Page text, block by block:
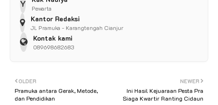
Y Pewarta
Kantor Redaksi
Jl. Pramuka - Karangtengah Cianjur
Kontak kami
089698682683
NEWER
Ini Hasil Kejuaraan Pesta Pra
Siaga Kwartir Ranting Cidaun
OLDER
Pramuka antara Gerak, Metode,
dan Pendidikan